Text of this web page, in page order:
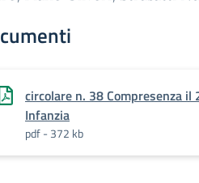
circolare n. 38 Compresenza
Infanzia
pdf - 372 kb